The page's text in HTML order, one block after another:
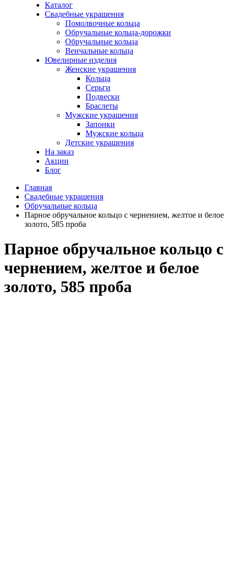
Каталог
Свадебные украшения
Помолвочные кольца
Обручальные кольца-дорожки
Обручальные кольца
Венчальные кольца
Ювелирные изделия
Женские украшения
Кольца
Серьги
Подвески
Браслеты
Мужские украшения
Запонки
Мужские кольца
Детские украшения
На заказ
Акции
Блог
Главная
Свадебные украшения
Обручальные кольца
Парное обручальное кольцо c чернением, желтое и белое
золото, 585 проба
Парное обручальное кольцо c
чернением, желтое и белое
золото, 585 проба